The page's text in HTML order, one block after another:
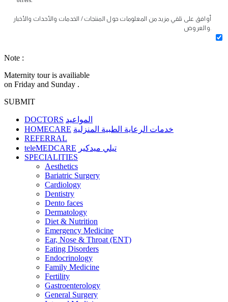
أوافق على تلقي مزيد من المعلومات حول المنتجات / الخدمات والأحداث والأخبار
والعروض.
Note :
Maternity tour is availiable
on Friday and Sunday .
SUBMIT
DOCTORS المواعيد
HOMECARE خدمات الرعاية الطبية المنزلية
REFERRAL
teleMEDCARE تيلي ميدكير
SPECIALITIES
Aesthetics
Bariatric Surgery
Cardiology
Dentistry
Dento faces
Dermatology
Diet & Nutrition
Emergency Medicine
Ear, Nose & Throat (ENT)
Eating Disorders
Endocrinology
Family Medicine
Fertility
Gastroenterology
General Surgery